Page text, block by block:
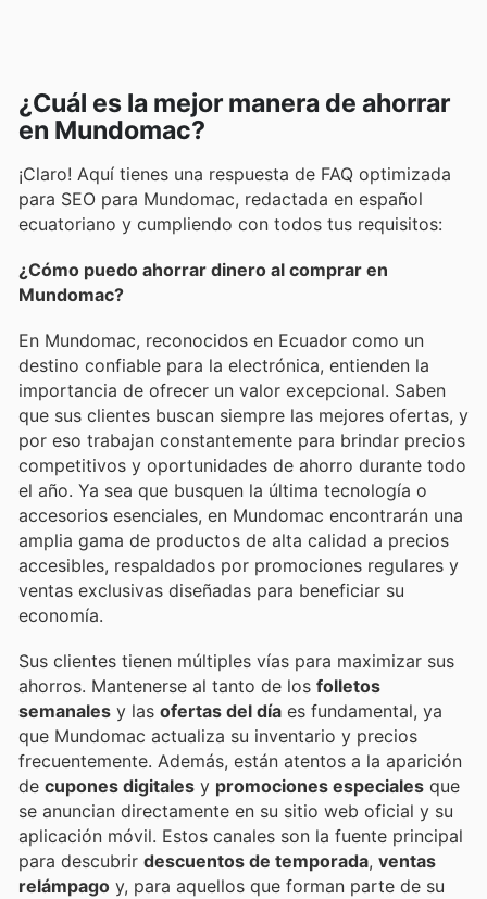
¿Cuál es la mejor manera de ahorrar
en Mundomac?
¡Claro! Aquí tienes una respuesta de FAQ optimizada
para SEO para Mundomac, redactada en español
ecuatoriano y cumpliendo con todos tus requisitos:
¿Cómo puedo ahorrar dinero al comprar en
Mundomac?
En Mundomac, reconocidos en Ecuador como un
destino confiable para la electrónica, entienden la
importancia de ofrecer un valor excepcional. Saben
que sus clientes buscan siempre las mejores ofertas, y
por eso trabajan constantemente para brindar precios
competitivos y oportunidades de ahorro durante todo
el año. Ya sea que busquen la última tecnología o
accesorios esenciales, en Mundomac encontrarán una
amplia gama de productos de alta calidad a precios
accesibles, respaldados por promociones regulares y
ventas exclusivas diseñadas para beneficiar su
economía.
Sus clientes tienen múltiples vías para maximizar sus
ahorros. Mantenerse al tanto de los folletos
semanales y las ofertas del día es fundamental, ya
que Mundomac actualiza su inventario y precios
frecuentemente. Además, están atentos a la aparición
de cupones digitales y promociones especiales que
se anuncian directamente en su sitio web oficial y su
aplicación móvil. Estos canales son la fuente principal
para descubrir descuentos de temporada, ventas
relámpago y, para aquellos que forman parte de su